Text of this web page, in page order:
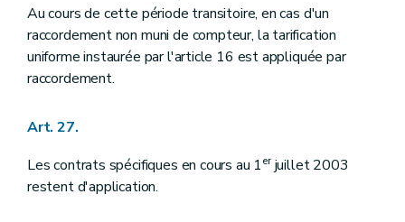
Au cours de cette période transitoire, en cas d'un
raccordement non muni de compteur, la tarification
uniforme instaurée par l'article 16 est appliquée par
raccordement.
Art. 27.
Les contrats spécifiques en cours au 1erjuillet 2003
restent d'application.